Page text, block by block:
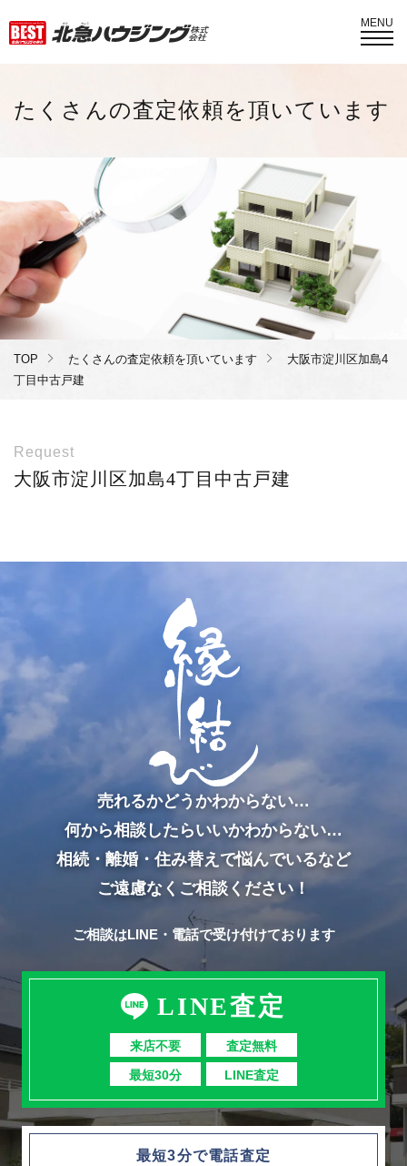
MENU
たくさんの査定依頼を頂いています
TOP たくさんの査定依頼を頂いています
大阪市淀川区加島4
丁目中古戸建
Request
大阪市淀川区加島4丁目中古戸建
売れるかどうかわからない…
何から相談したらいいかわからない…
相続・離婚・住み替えで悩んでいるなど
ご遠慮なくご相談ください！
ご相談はLINE・電話で受け付けております
LINE査定
来店不要
査定無料
最短30分
LINE査定
最短3分で電話査定